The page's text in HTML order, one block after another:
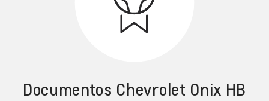
Cotiza tu Onix HB
Aire acondicionado digital con control de
Alerta de punto ciego
Documentos Chevrolet Onix HB